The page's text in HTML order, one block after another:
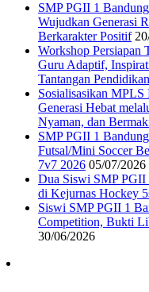
SMP PGII 1
Wujudkan Generasi
Berkarakter Positif
Workshop Persiapan
Guru Adaptif,
Tantangan
Sosialisasikan
Generasi Hebat
Nyaman, dan
SMP PGII 1
Futsal/Mini Soccer
7v7 2026 05/07/2026
Dua Siswi SMP PGII
di Kejurnas Hockey
Siswi SMP PGII 1
Competition, Bukti
30/06/2026